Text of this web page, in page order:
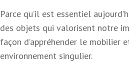
Parce qu’il est essentiel
des objets qui valorisent notre
façon d’appréhender le mobilier
environnement singulier.